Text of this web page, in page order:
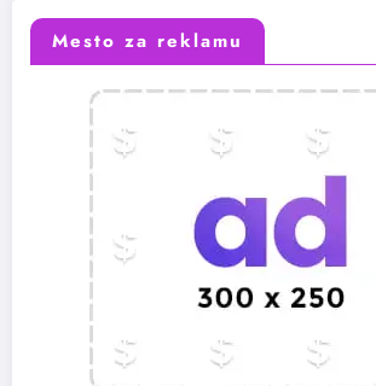
Mesto za reklamu